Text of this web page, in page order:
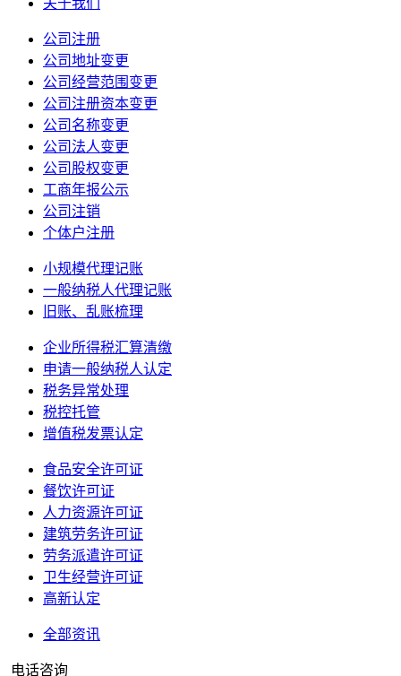
公司注册
公司地址变更
公司经营范围变更
公司注册资本变更
公司名称变更
公司法人变更
公司股权变更
工商年报公示
公司注销
个体户注册
小规模代理记账
一般纳税人代理记账
旧账、乱账梳理
企业所得税汇算清缴
申请一般纳税人认定
税务异常处理
税控托管
增值税发票认定
食品安全许可证
餐饮许可证
人力资源许可证
建筑劳务许可证
劳务派遣许可证
卫生经营许可证
高新认定
全部资讯
电话咨询